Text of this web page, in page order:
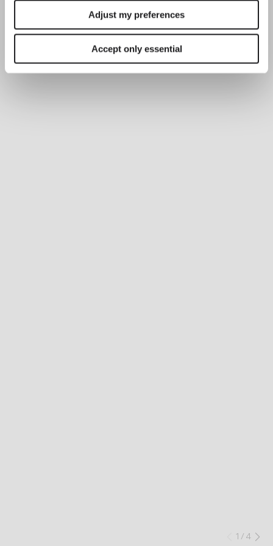
Adjust my preferences
Accept only essential
1 / 4